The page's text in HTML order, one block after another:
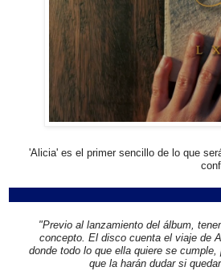
'Alicia' es el primer sencillo de lo que
"Previo al lanzamiento del álbum,
concepto. El disco cuenta el viaje de
donde todo lo que ella quiere se
que la harán dudar si